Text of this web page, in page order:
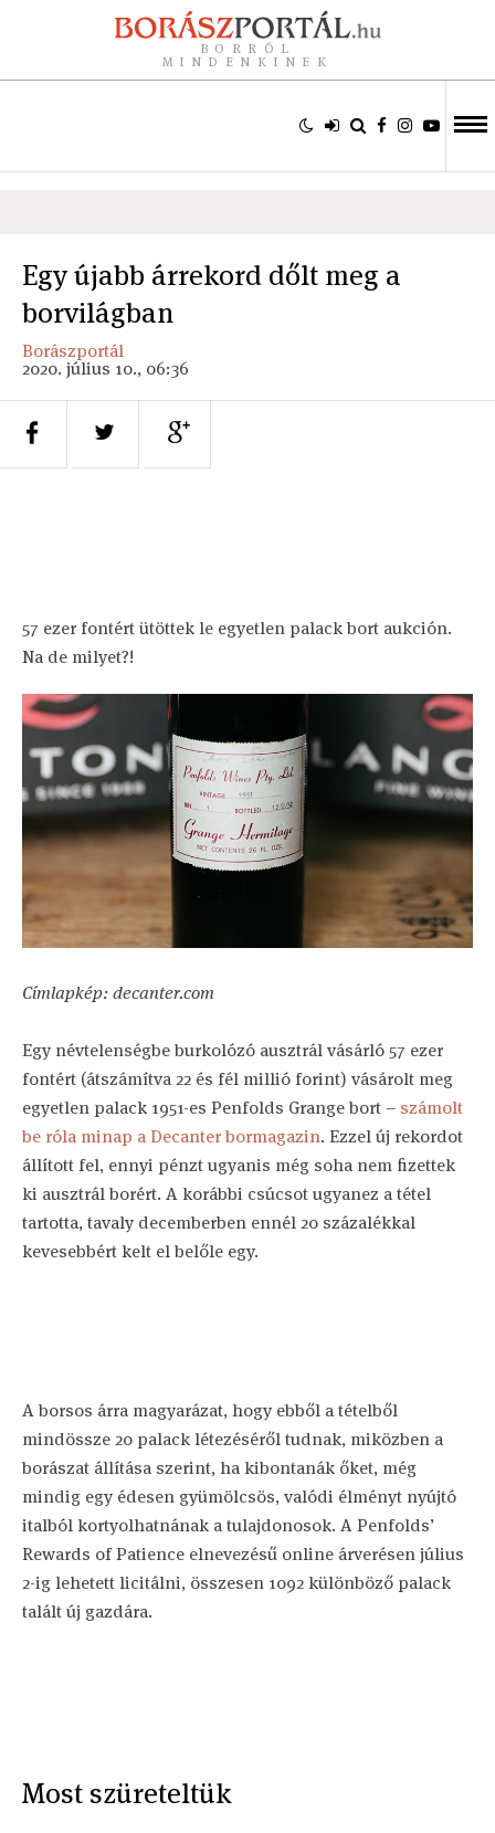
BORRÓL
MINDENKINEK
Egy újabb árrekord dőlt meg a
borvilágban
Borászportál
2020. július 10., 06:36
57 ezer fontért ütöttek le egyetlen palack bort aukción.
Na de milyet?!
Címlapkép: decanter.com
Egy névtelenségbe burkolózó ausztrál vásárló 57 ezer
fontért (átszámítva 22 és fél millió forint) vásárolt meg
egyetlen palack 1951-es Penfolds Grange bort – számolt
be róla minap a Decanter bormagazin. Ezzel új rekordot
állított fel, ennyi pénzt ugyanis még soha nem fizettek
ki ausztrál borért. A korábbi csúcsot ugyanez a tétel
tartotta, tavaly decemberben ennél 20 százalékkal
kevesebbért kelt el belőle egy.
A borsos árra magyarázat, hogy ebből a tételből
mindössze 20 palack létezéséről tudnak, miközben a
borászat állítása szerint, ha kibontanák őket, még
mindig egy édesen gyümölcsös, valódi élményt nyújtó
italból kortyolhatnának a tulajdonosok. A Penfolds’
Rewards of Patience elnevezésű online árverésen július
2-ig lehetett licitálni, összesen 1092 különböző palack
talált új gazdára.
Most szüreteltük